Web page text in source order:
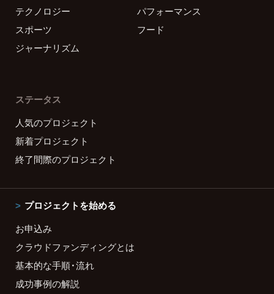
テクノロジー
パフォーマンス
スポーツ
フード
ジャーナリズム
ステータス
人気のプロジェクト
新着プロジェクト
終了間際のプロジェクト
プロジェクトを始める
お申込み
クラウドファンディングとは
基本的な手順・流れ
成功事例の解説